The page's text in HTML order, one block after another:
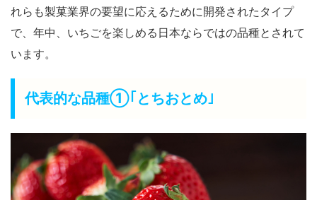
れらも製菓業界の要望に応えるために開発されたタイプ
で、年中、いちごを楽しめる日本ならではの品種とされて
います。
代表的な品種①｢とちおとめ｣